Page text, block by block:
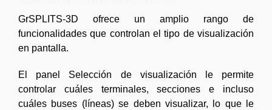
GrSPLITS-3D ofrece un amplio rango de
funcionalidades que controlan el tipo de visualización
en pantalla.
El panel Selección de visualización le permite
controlar cuáles terminales, secciones e incluso
cuáles buses (líneas) se deben visualizar, lo que le